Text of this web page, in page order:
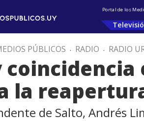
Portal de los
PÚBLICOS . RADIO . RADIO
la
de Salto, Andrés